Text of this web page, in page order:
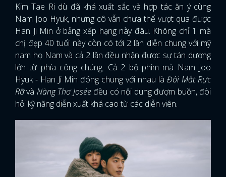
Kim Tae Ri dù đã khá xuất sắc và hợp tác ăn ý cùng
Nam Joo Hyuk, nhưng cô vẫn chưa thể vượt qua được
Han Ji Min ở bảng xếp hạng này đâu. Không chỉ 1 mà
chị đẹp 40 tuổi này còn có tới 2 lần diễn chung với mỹ
nam họ Nam và cả 2 lần đều nhận được sự tán dương
lớn từ phía công chúng. Cả 2 bộ phim mà Nam Joo
Hyuk - Han Ji Min đóng chung với nhau là Đôi Mắt Rực
Rỡvà Nàng Thơ Josée đều có nội dung đượm buồn, đòi
hỏi kỹ năng diễn xuất khá cao từ các diễn viên.